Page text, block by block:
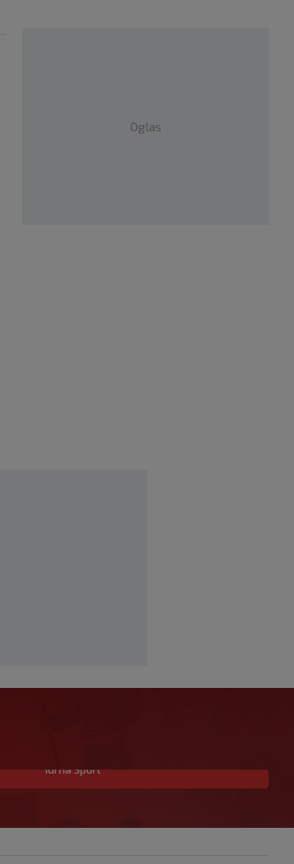
Oglas
Hrvatski vaterpolisti do 16 godina u
SK prije 36 min.
Idi na Sport